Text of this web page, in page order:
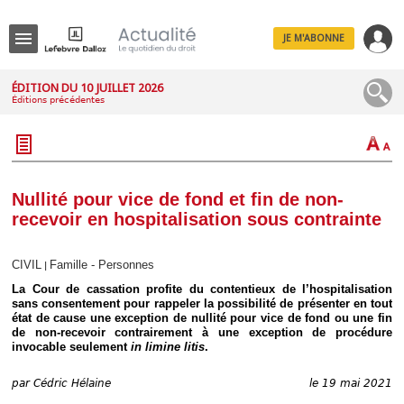
JE M'ABONNE
ÉDITION DU 10 JUILLET 2026
Éditions précédentes
Nullité pour vice de fond et fin de non-
recevoir en hospitalisation sous contrainte
CIVIL
Famille - Personnes
La Cour de cassation profite du contentieux de l’hospitalisation
sans consentement pour rappeler la possibilité de présenter en tout
état de cause une exception de nullité pour vice de fond ou une fin
de non-recevoir contrairement à une exception de procédure
invocable seulement in limine litis.
par Cédric Hélaine le 19 mai 2021